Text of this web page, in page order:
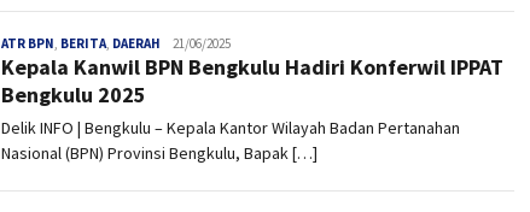
ATR BPN, BERITA, DAERAH admin
21/06/2025
Kepala Kanwil BPN Bengkulu Hadiri Konferwil IPPAT
Bengkulu 2025
Delik INFO | Bengkulu – Kepala Kantor Wilayah Badan Pertanahan
Nasional (BPN) Provinsi Bengkulu, Bapak […]